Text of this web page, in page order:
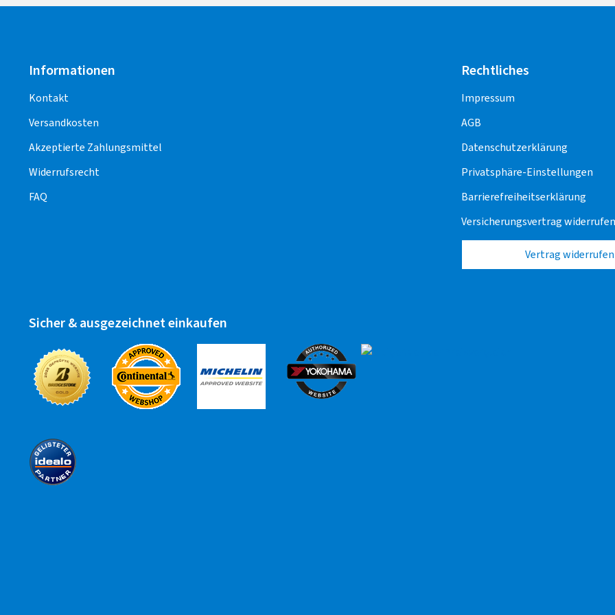
Informationen
Kontakt
Versandkosten
Akzeptierte Zahlungsmittel
Widerrufsrecht
FAQ
Rechtliches
Impressum
AGB
Datenschutzerklärung
Privatsphäre-Einstellungen
Barrierefreiheitserklärung
Versicherungsvertrag widerrufen
Vertrag widerrufen
Sicher & ausgezeichnet einkaufen